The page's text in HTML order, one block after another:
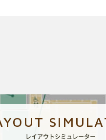
レイアウトシミュレーター